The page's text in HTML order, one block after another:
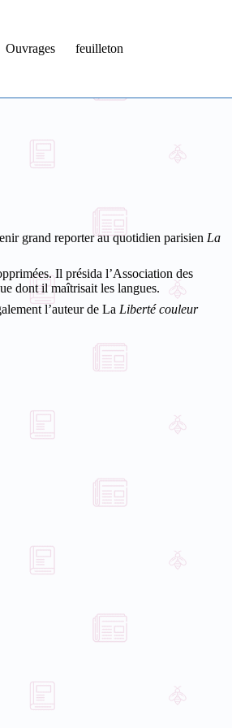
Ouvrages feuilleton
grand reporter au quotidien parisien La
Il présida l’Association des
dont il maîtrisait les langues.
l’auteur de La Liberté couleur